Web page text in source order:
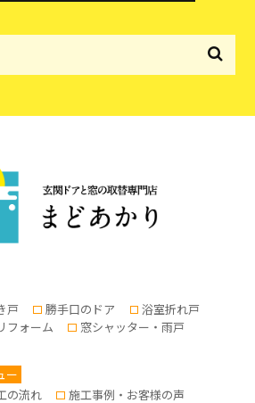
戸 勝手口のドア
浴室折れ戸
フォーム
窓シャッター・雨戸
ー
の流れ
施工事例・お客様の声